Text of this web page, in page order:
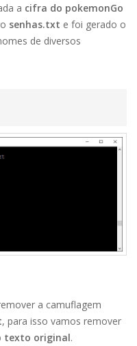
a cifra do pokemonGo
senhas.txt e foi gerado o
de diversos
a camuflagem
, para isso vamos remover
texto original.